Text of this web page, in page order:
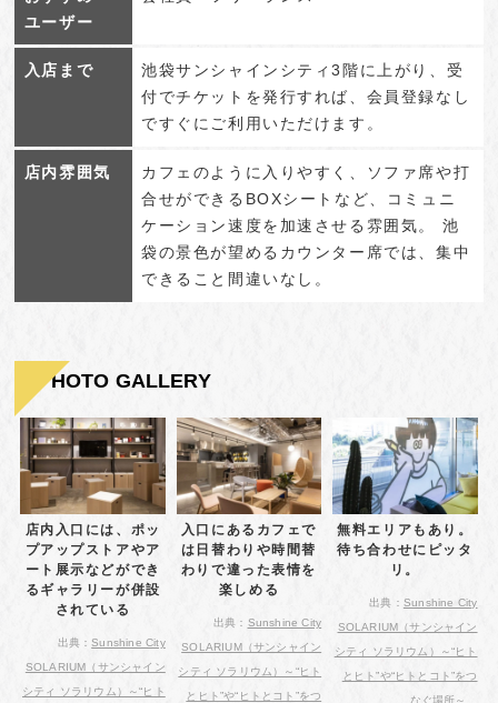
ユーザー
入店まで
池袋サンシャインシティ3階に上がり、受
付でチケットを発行すれば、会員登録なし
ですぐにご利用いただけます。
店内雰囲気
カフェのように入りやすく、ソファ席や打
合せができるBOXシートなど、コミュニ
ケーション速度を加速させる雰囲気。 池
袋の景色が望めるカウンター席では、集中
できること間違いなし。
PHOTO GALLERY
店内入口には、ポッ
プアップストアやア
ート展示などができ
るギャラリーが併設
されている
出典：Sunshine City
SOLARIUM（サンシャイン
シティ ソラリウム）～“ヒト
入口にあるカフェで
は日替わりや時間替
わりで違った表情を
楽しめる
出典： Sunshine City
SOLARIUM（サンシャイン
シティ ソラリウム）～“ヒト
とヒト”や“ヒトとコト”をつ
無料エリアもあり。
待ち合わせにピッタ
リ。
出典： Sunshine City
SOLARIUM（サンシャイン
シティ ソラリウム）～“ヒト
とヒト”や“ヒトとコト”をつ
なぐ場所～